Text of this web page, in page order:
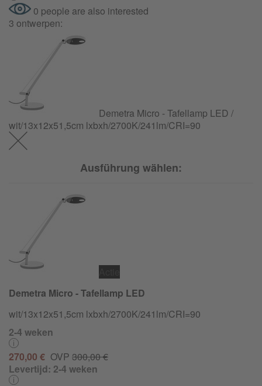
0 people are also interested
3 ontwerpen:
Demetra Micro - Tafellamp LED /
wit/13x12x51,5cm lxbxh/2700K/241lm/CRI=90
Ausführung wählen:
Demetra Micro - Tafellamp LED
wit/13x12x51,5cm lxbxh/2700K/241lm/CRI=90
2-4 weken
270,00 € OVP 300,00 €
Levertijd: 2-4 weken